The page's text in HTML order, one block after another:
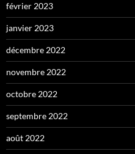
février 2023
janvier 2023
décembre 2022
novembre 2022
octobre 2022
septembre 2022
août 2022